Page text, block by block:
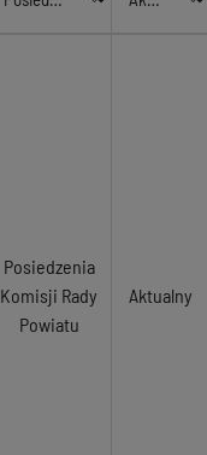
Posiedzenia
Komisji Rady
Powiatu
Aktualny